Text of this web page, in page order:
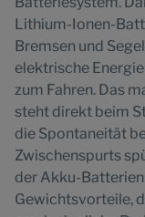
Lithium-Ionen-
Bremsen und
elektrische
zum Fahren. Das
steht direkt beim
die Spontaneität
Zwischenspurts
der Akku-
Gewichtsvorteile,